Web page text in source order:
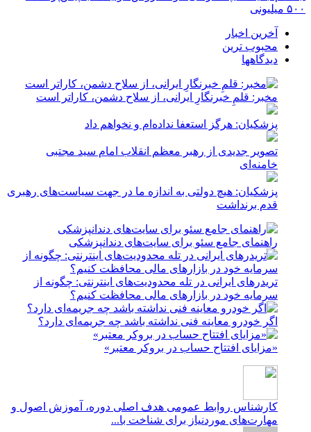
۵۰۰ میلیونی
آخرین اخبار
محبوب ترین
دیدگاهها
مخبر: قلمِ خبرنگارِ ایرانی، از سلاح دشمن، کاراتر است
پزشکیان: هرگز استعفا نداده‌ام و نخواهم داد
تصویر جدیدی از رهبر معظم انقلاب امام سید مجتبی
خامنه‌ای
پزشکیان: هیچ دولتی به اندازه ما در جهت سیاست‌های رهبری
قدم برنداشت
راهنمای جامع سئو برای سایت‌های دندانپزشکی
تریدرهای ایرانی در تله محدودیت‌های اینترنتی: چگونه از
سرمایه خود در بازارهای مالی محافظت کنیم؟
اگر خودرو معاینه فنی نداشته باشد چه جریمه‌ای دارد؟
«مزایای افتتاح حساب در بروکر معتبر»
کارشناس روابط عمومی هدف اصلی دوره، آموزش اصول و
مهارت‌های موردنیاز برای شناخت با...